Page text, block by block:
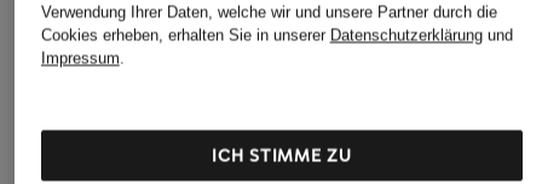
Abendkleid mit
Satinkleid
Kleid PESARO mit
Verwendung Ihrer Daten, welche wir und unsere Partner durch die
Cookies erheben, erhalten Sie in unserer Datenschutzerklärungund
Impressum.
ICH STIMME ZU